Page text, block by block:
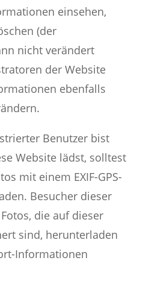
einsehen,
(der
nicht verändert
der Website
ebenfalls
Benutzer bist
Website lädst, solltest
mit einem EXIF-GPS-
Besucher dieser
die auf dieser
sind, herunterladen
Informationen